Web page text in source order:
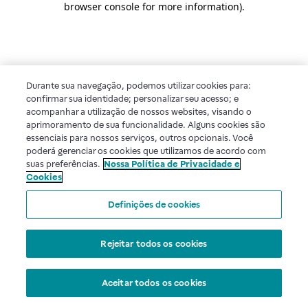
browser console for more information).
Durante sua navegação, podemos utilizar cookies para:
confirmar sua identidade; personalizar seu acesso; e
acompanhar a utilização de nossos websites, visando o
aprimoramento de sua funcionalidade. Alguns cookies são
essenciais para nossos serviços, outros opcionais. Você
poderá gerenciar os cookies que utilizamos de acordo com
suas preferências. Nossa Política de Privacidade e
Cookies
Definições de cookies
Rejeitar todos os cookies
Aceitar todos os cookies